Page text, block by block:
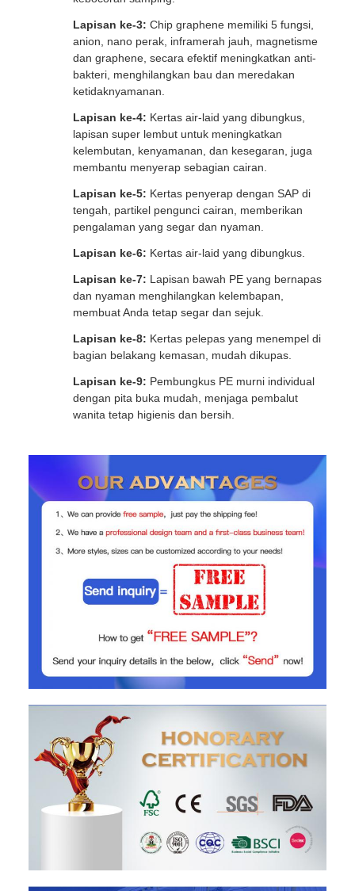
Lapisan ke-3: Chip graphene memiliki 5 fungsi,
anion, nano perak, inframerah jauh, magnetisme
dan graphene, secara efektif meningkatkan anti-
bakteri, menghilangkan bau dan meredakan
ketidaknyamanan.
Lapisan ke-4: Kertas air-laid yang dibungkus,
lapisan super lembut untuk meningkatkan
kelembutan, kenyamanan, dan kesegaran, juga
membantu menyerap sebagian cairan.
Lapisan ke-5: Kertas penyerap dengan SAP di
tengah, partikel pengunci cairan, memberikan
pengalaman yang segar dan nyaman.
Lapisan ke-6: Kertas air-laid yang dibungkus.
Lapisan ke-7: Lapisan bawah PE yang bernapas
dan nyaman menghilangkan kelembapan,
membuat Anda tetap segar dan sejuk.
Lapisan ke-8: Kertas pelepas yang menempel di
bagian belakang kemasan, mudah dikupas.
Lapisan ke-9: Pembungkus PE murni individual
dengan pita buka mudah, menjaga pembalut
wanita tetap higienis dan bersih.